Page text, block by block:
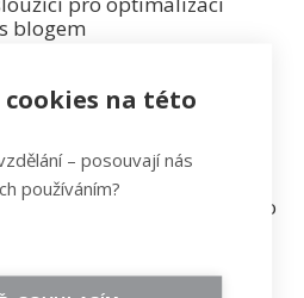
blogem
dat, odkud uživatel přišel
ohledně využívání
blogových článků a k
aktivity v souvislosti s touto
na této
– posouvají nás
používáním?